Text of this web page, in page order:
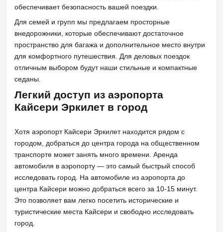
обеспечивает безопасность вашей поездки.
Для семей и групп мы предлагаем просторные
внедорожники, которые обеспечивают достаточное
пространство для багажа и дополнительное место внутри
для комфортного путешествия. Для деловых поездок
отличным выбором будут наши стильные и компактные
седаны.
Легкий доступ из аэропорта
Кайсери Эркилет в город
Хотя аэропорт Кайсери Эркилет находится рядом с
городом, добраться до центра города на общественном
транспорте может занять много времени. Аренда
автомобиля в аэропорту — это самый быстрый способ
исследовать город. На автомобиле из аэропорта до
центра Кайсери можно добраться всего за 10-15 минут.
Это позволяет вам легко посетить исторические и
туристические места Кайсери и свободно исследовать
город.